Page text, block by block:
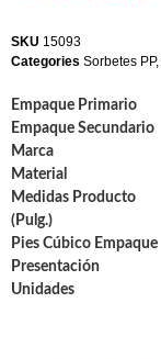
SKU 15093
Categories Sorbetes PP,
Empaque Primario
Empaque Secundario
Marca
Material
Medidas Producto
(Pulg.)
Pies Cúbico Empaque
Presentación
Unidades